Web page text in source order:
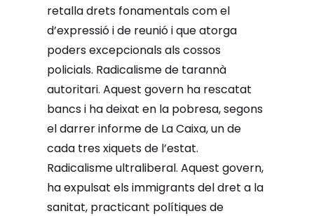
retalla drets fonamentals com el
d’expressió i de reunió i que atorga
poders excepcionals als cossos
policials. Radicalisme de tarannà
autoritari. Aquest govern ha rescatat
bancs i ha deixat en la pobresa, segons
el darrer informe de La Caixa, un de
cada tres xiquets de l’estat.
Radicalisme ultraliberal. Aquest govern,
ha expulsat els immigrants del dret a la
sanitat, practicant polítiques de